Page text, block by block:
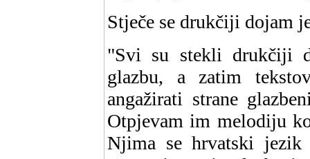
Stječe se drukčiji dojam
"Svi su stekli drukčiji
glazbu, a zatim
angažirati strane
Otpjevam im melodiju
Njima se hrvatski